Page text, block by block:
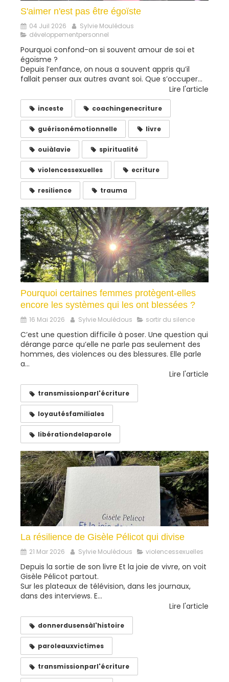
S'aimer n'est pas être égoïste
04 Juil 2026
Sylvie Moulédous
développementpersonnel
Pourquoi confond-on si souvent amour de soi et
égoïsme ?
Depuis l’enfance, on nous a souvent appris qu’il
fallait penser aux autres avant soi. Que s’occuper...
Lire l'article
inceste coachingenecriture
guérisonémotionnelle livre
ouiàlavie spiritualité
violencessexuelles ecriture
resilience trauma
Pourquoi certaines femmes protègent-elles
encore les systèmes qui les ont blessées ?
16 Mai 2026 Sylvie Moulédous sortir du silence
C’est une question difficile à poser. Une question qui
dérange parce qu’elle ne parle pas seulement des
hommes, des violences ou des blessures. Elle parle
a...
Lire l'article
transmissionparl'écriture
loyautésfamiliales
libérationdelaparole
La résilience de Gisèle Pélicot qui divise
21 Mar 2026 Sylvie Moulédous violencessexuelles
Depuis la sortie de son livre Et la joie de vivre, on voit
Gisèle Pélicot partout.
Sur les plateaux de télévision, dans les journaux,
dans des interviews. E...
Lire l'article
donnerdusensàl'histoire
paroleauxvictimes
transmissionparl'écriture